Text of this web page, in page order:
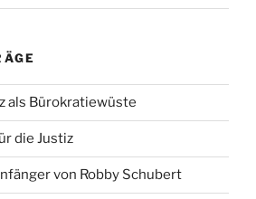
als Bürokratiewüste
die Justiz
von Robby Schubert